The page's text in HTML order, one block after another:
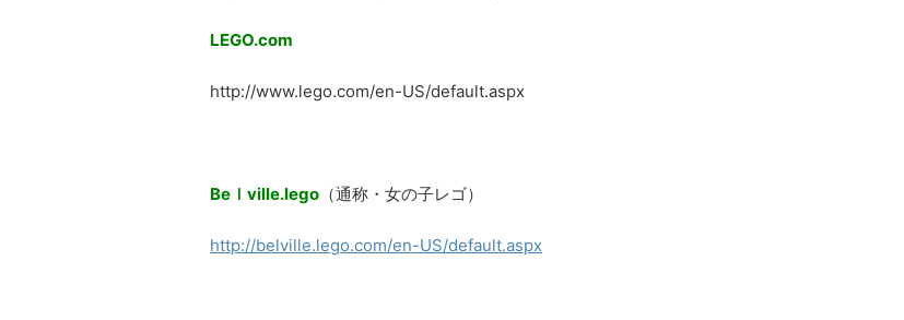
LEGO.com
http://www.lego.com/en-US/default.aspx
Beｌville.lego （通称・女の子レゴ）
http://belville.lego.com/en-US/default.aspx